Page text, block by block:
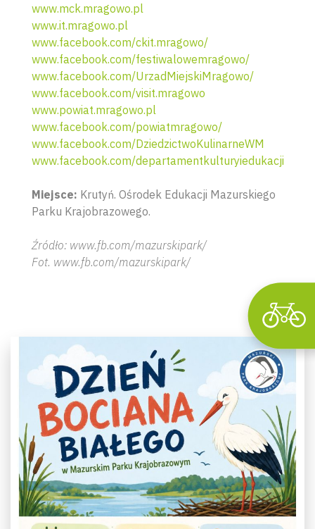
www.mck.mragowo.pl
www.it.mragowo.pl
www.facebook.com/ckit.mragowo/
www.facebook.com/festiwalowemragowo/
www.facebook.com/UrzadMiejskiMragowo/
www.facebook.com/visit.mragowo
www.powiat.mragowo.pl
www.facebook.com/powiatmragowo/
www.facebook.com/DziedzictwoKulinarneWM
www.facebook.com/departamentkulturyiedukacji
Miejsce: Krutyń. Ośrodek Edukacji Mazurskiego
Parku Krajobrazowego.
Źródło: www.fb.com/mazurskipark/
Fot. www.fb.com/mazurskipark/